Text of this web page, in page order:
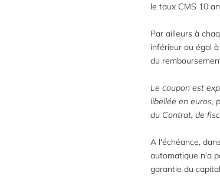
le taux CMS 10
Par ailleurs à
inférieur ou égal
du
Le coupon est
libellée en euros,
du Contrat, de
A l'échéance,
automatique n’a
garantie du